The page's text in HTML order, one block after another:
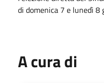
di domenica 7 e lunedì 8
A cura di